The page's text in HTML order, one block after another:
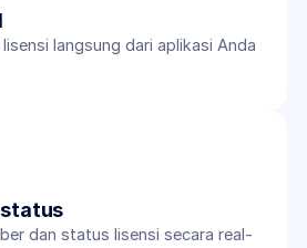
langsung dari aplikasi Anda
dan status lisensi secara real-